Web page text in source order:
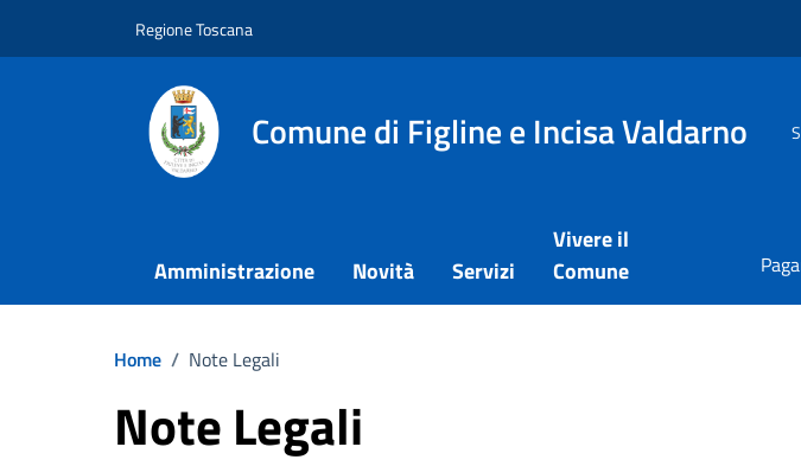
Regione Toscana
Comune di Figline e Incisa Valdarno
Amministrazione Novità Servizi
Vivere il
Comune
Home / Note Legali
Note Legali